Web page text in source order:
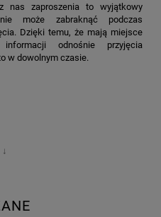
nas zaproszenia to wyjątkowy
może zabraknąć podczas
Dzięki temu, że mają miejsce
odnośnie przyjęcia
w dowolnym czasie.
↓